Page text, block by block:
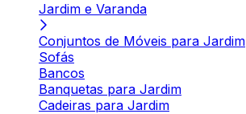
Jardim e Varanda
Conjuntos de Móveis para Jardim
Sofás
Bancos
Banquetas para Jardim
Cadeiras para Jardim